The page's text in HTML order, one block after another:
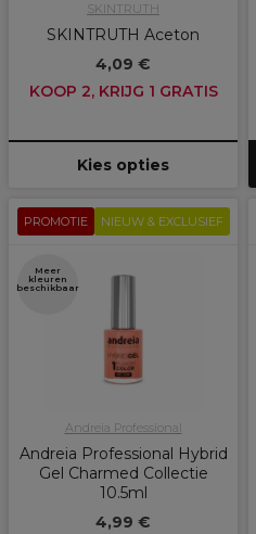
SKINTRUTH
SKINTRUTH Aceton
4,09 €
KOOP 2, KRIJG 1 GRATIS
Kies opties
PROMOTIE NIEUW & EXCLUSIEF
Meer
kleuren
beschikbaar
Andreia Professional
Andreia Professional Hybrid
Gel Charmed Collectie
10.5ml
4,99 €